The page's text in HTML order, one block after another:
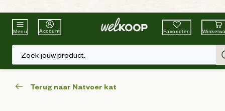
Beste WinkelketenTuin & Dier
Menu Account Favorieten
Zoek jouw product.
Terug naar Natvoer kat